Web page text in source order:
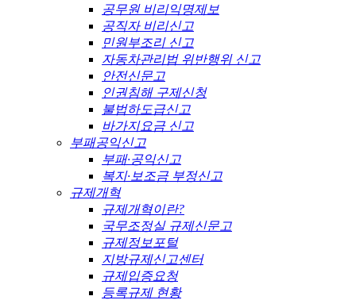
공무원 비리익명제보
공직자 비리신고
민원부조리 신고
자동차관리법 위반행위 신고
안전신문고
인권침해 구제신청
불법하도급신고
바가지요금 신고
부패공익신고
부패·공익신고
복지·보조금 부정신고
규제개혁
규제개혁이란?
국무조정실 규제신문고
규제정보포털
지방규제신고센터
규제입증요청
등록규제 현황